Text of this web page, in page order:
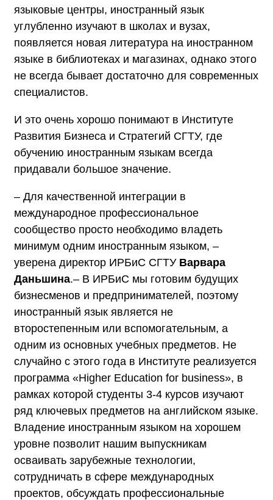
языковые центры, иностранный язык
углубленно изучают в школах и вузах,
появляется новая литература на иностранном
языке в библиотеках и магазинах, однако этого
не всегда бывает достаточно для современных
специалистов.
И это очень хорошо понимают в Институте
Развития Бизнеса и Стратегий СГТУ, где
обучению иностранным языкам всегда
придавали большое значение.
– Для качественной интеграции в
международное профессиональное
сообщество просто необходимо владеть
минимум одним иностранным языком, –
уверена директор ИРБиС СГТУ Варвара
Даньшина.– В ИРБиС мы готовим будущих
бизнесменов и предпринимателей, поэтому
иностранный язык является не
второстепенным или вспомогательным, а
одним из основных учебных предметов. Не
случайно с этого года в Институте реализуется
программа «Higher Education for business», в
рамках которой студенты 3-4 курсов изучают
ряд ключевых предметов на английском языке.
Владение иностранным языком на хорошем
уровне позволит нашим выпускникам
осваивать зарубежные технологии,
сотрудничать в сфере международных
проектов, обсуждать профессиональные